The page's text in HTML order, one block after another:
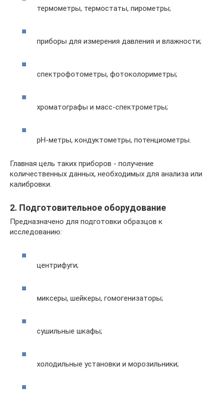
термометры, термостаты, пирометры;
приборы для измерения давления и влажности;
спектрофотометры, фотоколориметры;
хроматографы и масс-спектрометры;
pH-метры, кондуктометры, потенциометры.
Главная цель таких приборов - получение
количественных данных, необходимых для анализа или
калибровки.
2. Подготовительное оборудование
Предназначено для подготовки образцов к
исследованию:
центрифуги;
миксеры, шейкеры, гомогенизаторы;
сушильные шкафы;
холодильные установки и морозильники;